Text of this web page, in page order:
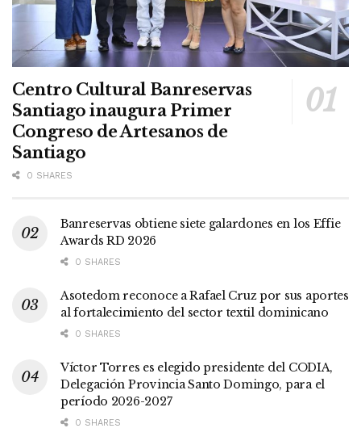
Centro Cultural Banreservas
Santiago inaugura Primer
Congreso de Artesanos de
Santiago
0 SHARES
Banreservas obtiene siete galardones en los Effie
Awards RD 2026
0 SHARES
Asotedom reconoce a Rafael Cruz por sus aportes
al fortalecimiento del sector textil dominicano
0 SHARES
Víctor Torres es elegido presidente del CODIA,
Delegación Provincia Santo Domingo, para el
período 2026-2027
0 SHARES